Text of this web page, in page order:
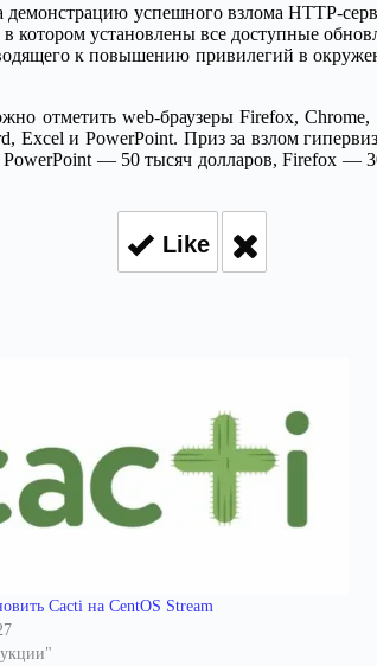
успешного взлома HTTP-
установлены все доступные
к повышению привилегий в
отметить web-браузеры Firefox,
и PowerPoint. Приз за взлом
— 50 тысяч долларов, Firefox —
Like
Cacti на CentOS Stream